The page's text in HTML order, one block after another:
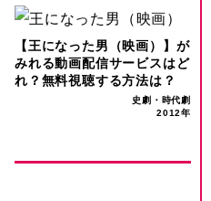
【王になった男（映画）】が
みれる動画配信サービスはど
れ？無料視聴する方法は？
史劇・時代劇
2012年